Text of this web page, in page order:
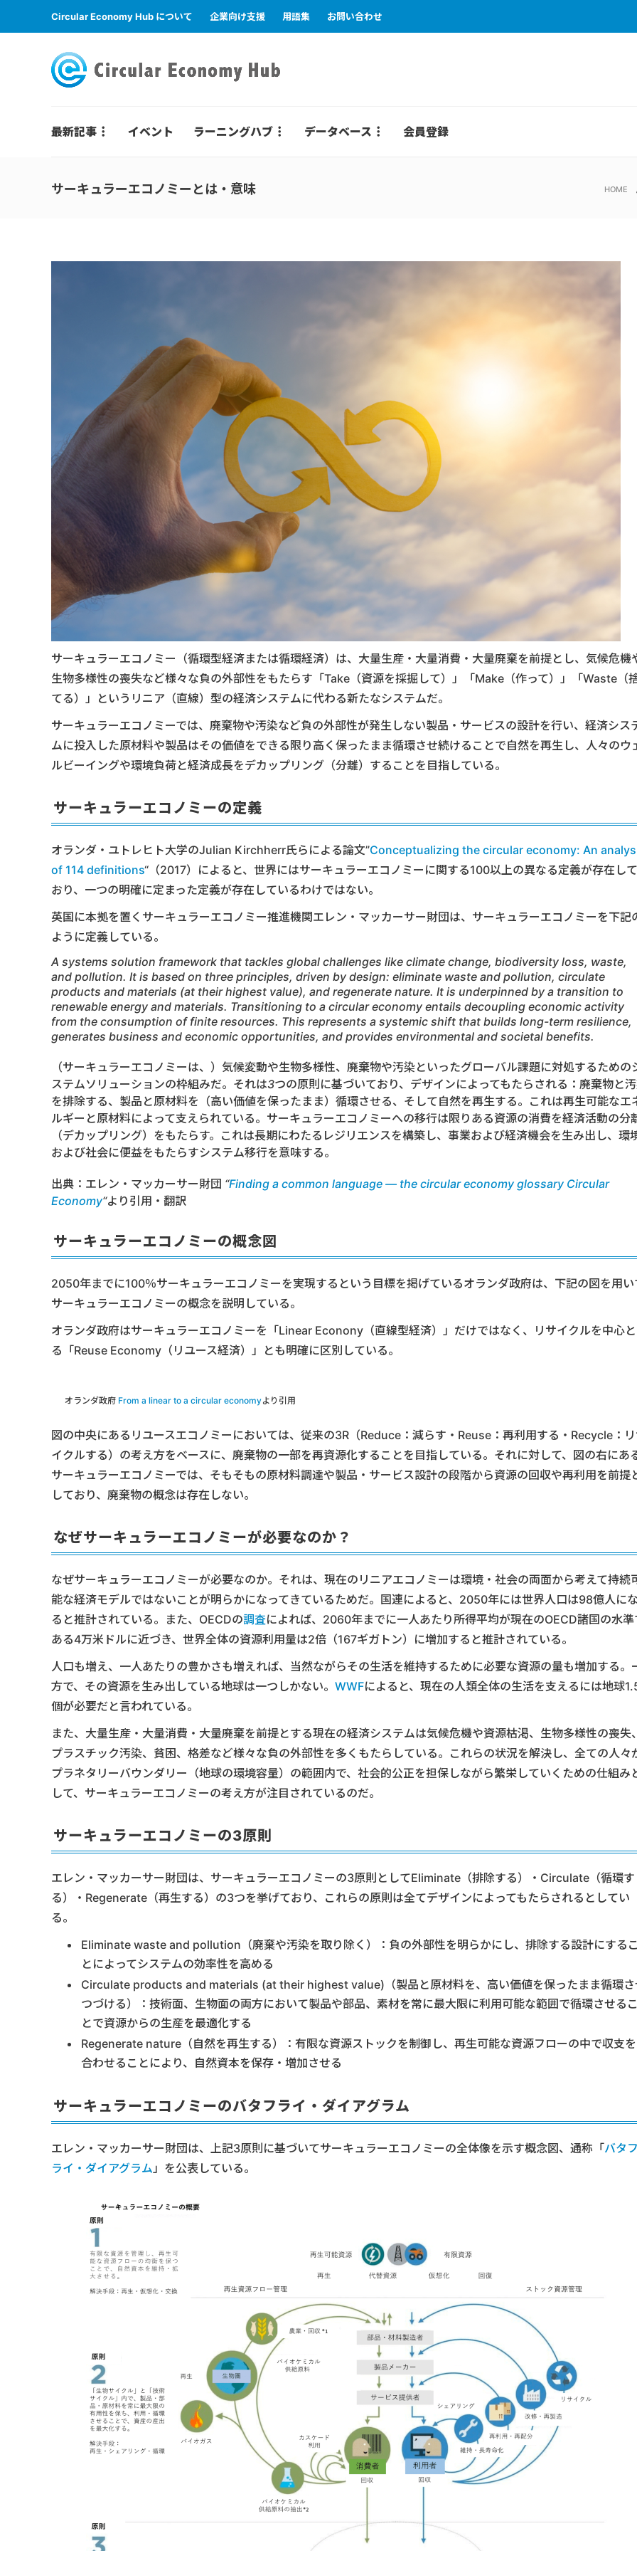
Circular Economy Hub について 企業向け支援 用語集 お問い合わせ
最新記事 イベント ラーニングハブ データベース 会員登録
サーキュラーエコノミーとは・意味 HOME
サーキュラーエコノミー（循環型経済または循環経済）は、大量生産・大量消費・大量廃棄を前提とし、気候危機
生物多様性の喪失など様々な負の外部性をもたらす「Take（資源を採掘して）」「Make（作って）」「Waste（
てる）」というリニア（直線）型の経済システムに代わる新たなシステムだ。
サーキュラーエコノミーでは、廃棄物や汚染など負の外部性が発生しない製品・サービスの設計を行い、経済シス
ムに投入した原材料や製品はその価値をできる限り高く保ったまま循環させ続けることで自然を再生し、人々のウ
ルビーイングや環境負荷と経済成長をデカップリング（分離）することを目指している。
サーキュラーエコノミーの定義
オランダ・ユトレヒト大学のJulian Kirchherr氏らによる論文”Conceptualizing the circular economy: An
of 114 definitions“（2017）によると、世界にはサーキュラーエコノミーに関する100以上の異なる定義が存在して
おり、一つの明確に定まった定義が存在しているわけではない。
英国に本拠を置くサーキュラーエコノミー推進機関エレン・マッカーサー財団は、サーキュラーエコノミーを下記
ように定義している。
A systems solution framework that tackles global challenges like climate change, biodiversity loss, waste,
and pollution. It is based on three principles, driven by design: eliminate waste and pollution, circulate
products and materials (at their highest value), and regenerate nature. It is underpinned by a transition to
renewable energy and materials. Transitioning to a circular economy entails decoupling economic activity
from the consumption of finite resources. This represents a systemic shift that builds long-term resilience,
generates business and economic opportunities, and provides environmental and societal benefits.
（サーキュラーエコノミーは、）気候変動や生物多様性、廃棄物や汚染といったグローバル課題に対処するための
ステムソリューションの枠組みだ。それは3つの原則に基づいており、デザインによってもたらされる：廃棄物と
を排除する、製品と原材料を（高い価値を保ったまま）循環させる、そして自然を再生する。これは再生可能なエ
ルギーと原材料によって支えられている。サーキュラーエコノミーへの移行は限りある資源の消費を経済活動の分
（デカップリング）をもたらす。これは長期にわたるレジリエンスを構築し、事業および経済機会を生み出し、環
および社会に便益をもたらすシステム移行を意味する。
出典：エレン・マッカーサー財団 “Finding a common language — the circular economy glossary Circular
Economy“より引用・翻訳
サーキュラーエコノミーの概念図
2050年までに100％サーキュラーエコノミーを実現するという目標を掲げているオランダ政府は、下記の図を用い
サーキュラーエコノミーの概念を説明している。
オランダ政府はサーキュラーエコノミーを「Linear Econony（直線型経済）」だけではなく、リサイクルを中心
る「Reuse Economy（リユース経済）」とも明確に区別している。
オランダ政府 From a linear to a circular economyより引用
図の中央にあるリユースエコノミーにおいては、従来の3R（Reduce：減らす・Reuse：再利用する・Recycle：
イクルする）の考え方をベースに、廃棄物の一部を再資源化することを目指している。それに対して、図の右にあ
サーキュラーエコノミーでは、そもそもの原材料調達や製品・サービス設計の段階から資源の回収や再利用を前提
しており、廃棄物の概念は存在しない。
なぜサーキュラーエコノミーが必要なのか？
なぜサーキュラーエコノミーが必要なのか。それは、現在のリニアエコノミーは環境・社会の両面から考えて持続
能な経済モデルではないことが明らかになってきているためだ。国連によると、2050年には世界人口は98億人にな
ると推計されている。また、OECDの調査によれば、2060年までに一人あたり所得平均が現在のOECD諸国の水準
ある4万米ドルに近づき、世界全体の資源利用量は2倍（167ギガトン）に増加すると推計されている。
人口も増え、一人あたりの豊かさも増えれば、当然ながらその生活を維持するために必要な資源の量も増加する。
方で、その資源を生み出している地球は一つしかない。 WWFによると、現在の人類全体の生活を支えるには地球
個が必要だと言われている。
また、大量生産・大量消費・大量廃棄を前提とする現在の経済システムは気候危機や資源枯渇、生物多様性の喪失、
プラスチック汚染、貧困、格差など様々な負の外部性を多くもたらしている。これらの状況を解決し、全ての人々
プラネタリーバウンダリー（地球の環境容量）の範囲内で、社会的公正を担保しながら繁栄していくための仕組み
して、サーキュラーエコノミーの考え方が注目されているのだ。
サーキュラーエコノミーの3原則
エレン・マッカーサー財団は、サーキュラーエコノミーの3原則としてEliminate（排除する）・Circulate（循環す
る）・Regenerate（再生する）の3つを挙げており、これらの原則は全てデザインによってもたらされるとしてい
る。
Eliminate waste and pollution（廃棄や汚染を取り除く）：負の外部性を明らかにし、排除する設計にするこ
とによってシステムの効率性を高める
Circulate products and materials (at their highest value)（製品と原材料を、高い価値を保ったまま循環さ
つづける）：技術面、生物面の両方において製品や部品、素材を常に最大限に利用可能な範囲で循環させるこ
とで資源からの生産を最適化する
Regenerate nature（自然を再生する）：有限な資源ストックを制御し、再生可能な資源フローの中で収支を
合わせることにより、自然資本を保存・増加させる
サーキュラーエコノミーのバタフライ・ダイアグラム
エレン・マッカーサー財団は、上記3原則に基づいてサーキュラーエコノミーの全体像を示す概念図、通称「バタフ
ライ・ダイアグラム」を公表している。